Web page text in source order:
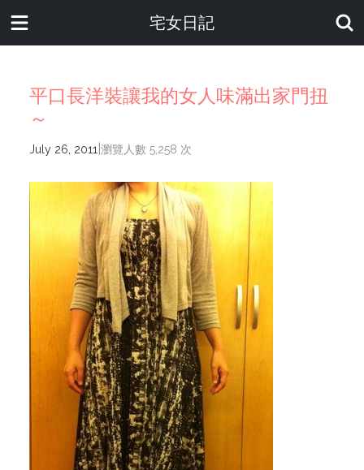
宅女日記
平口長洋裝讓我的女人味滿出家門扭
～
July 26, 2011 瀏覽人數 5,258 次